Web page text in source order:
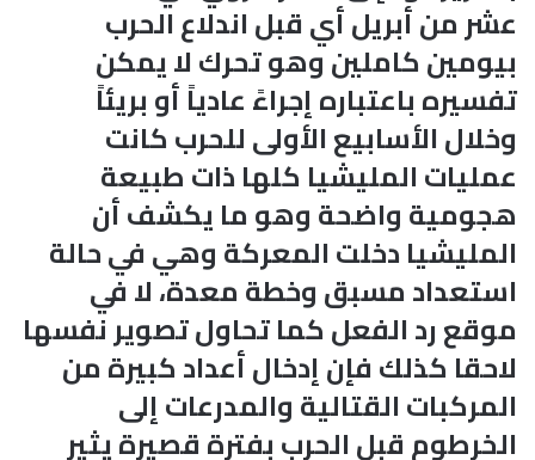
عشر من أبريل أي قبل اندلاع الحرب
بيومين كاملين وهو تحرك لا يمكن
تفسيره باعتباره إجراءً عادياً أو بريئاً
وخلال الأسابيع الأولى للحرب كانت
عمليات المليشيا كلها ذات طبيعة
هجومية واضحة وهو ما يكشف أن
المليشيا دخلت المعركة وهي في حالة
استعداد مسبق وخطة معدة، لا في
موقع رد الفعل كما تحاول تصوير نفسها
لاحقا كذلك فإن إدخال أعداد كبيرة من
المركبات القتالية والمدرعات إلى
الخرطوم قبل الحرب بفترة قصيرة يثير